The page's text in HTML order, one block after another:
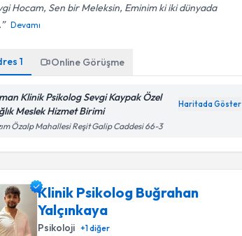
Hocam, Sen bir Meleksin, Eminim ki iki dünyada
Devamı
1 Online Görüşme
Klinik Psikolog Sevgi Kaypak Özel
Meslek Hizmet Birimi
Haritada Göster
Özalp Mahallesi Reşit Galip Caddesi 66-3
Klinik Psikolog Buğrahan
Yalçınkaya
Psikoloji +1diğer